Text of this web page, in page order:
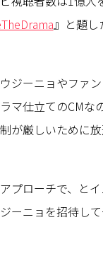
』と題し
ジーニョやファ
マ仕立てのCMな
が厳しいために
プローチで、と
ーニョを招待し